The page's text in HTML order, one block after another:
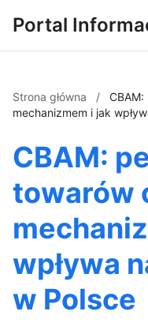
Portal
Strona główna /
mechanizmem i jak
CBAM:
towarów
wpływa
w Polsce